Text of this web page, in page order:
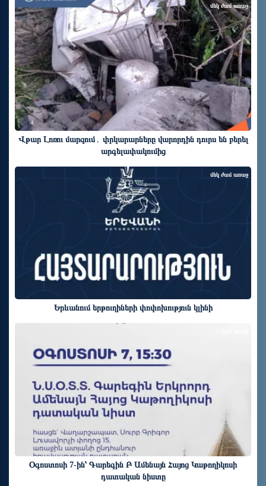
Վթար Լոռու մարզում․ փրկարարները վարորդին դուրս են բերել
արգելափակումից
մեկ ժամ առաջ
Երևանում երթուղիների փոփոխություն կլինի
մեկ ժամ առաջ
Օգոստոսի 7-ին՝ Գարեգին Բ Ամենայն Հայոց Կաթողիկոսի
դատական նիստը